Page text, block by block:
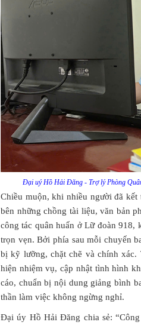
Đại uý Hồ Hải Đăng - Trợ lý Phòng
Chiều muộn, khi nhiều người đã
bên những chồng tài liệu, văn bản
công tác quân huấn ở Lữ đoàn 918,
trọn vẹn. Bởi phía sau mỗi chuyến
bị kỹ lưỡng, chặt chẽ và chính xác.
hiện nhiệm vụ, cập nhật tình hình
cáo, chuẩn bị nội dung giảng bình
thần làm việc không ngừng nghỉ.
Đại úy Hồ Hải Đăng chia sẻ: